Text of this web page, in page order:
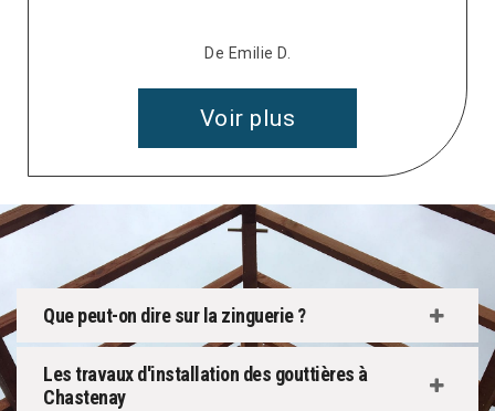
De Emilie D.
Voir plus
Que peut-on dire sur la zinguerie ?
Les travaux d'installation des gouttières à
Chastenay